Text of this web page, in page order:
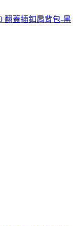
翻蓋插釦肩背包-黑